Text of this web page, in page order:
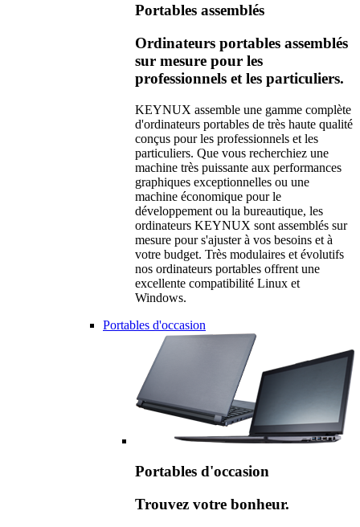
Portables assemblés
Ordinateurs portables assemblés
sur mesure pour les
professionnels et les particuliers.
KEYNUX assemble une gamme complète
d'ordinateurs portables de très haute qualité
conçus pour les professionnels et les
particuliers. Que vous recherchiez une
machine très puissante aux performances
graphiques exceptionnelles ou une
machine économique pour le
développement ou la bureautique, les
ordinateurs KEYNUX sont assemblés sur
mesure pour s'ajuster à vos besoins et à
votre budget. Très modulaires et évolutifs
nos ordinateurs portables offrent une
excellente compatibilité Linux et
Windows.
Portables d'occasion
Portables d'occasion
Trouvez votre bonheur.